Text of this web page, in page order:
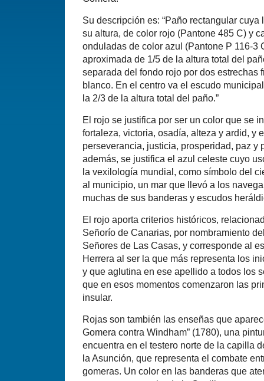
Su descripción es: “Paño rectangular
su altura, de color rojo (Pantone 485 C) y
onduladas de color azul (Pantone P 116-3
aproximada de 1/5 de la altura total del
separada del fondo rojo por dos estrechas
blanco. En el centro va el escudo
la 2/3 de la altura total del paño.”
El rojo se justifica por ser un color que se
fortaleza, victoria, osadía, alteza y ardid, y
perseverancia, justicia, prosperidad, paz y
además, se justifica el azul celeste cuyo
la vexilología mundial, como símbolo del
al municipio, un mar que llevó a los
muchas de sus banderas y escudos
El rojo aporta criterios históricos,
Señorío de Canarias, por nombramiento
Señores de Las Casas, y corresponde al
Herrera al ser la que más representa los
y que aglutina en ese apellido a todos los
que en esos momentos comenzaron las
insular.
Rojas son también las enseñas que
Gomera contra Windham” (1780), una
encuentra en el testero norte de la capilla
la Asunción, que representa el combate
gomeras. Un color en las banderas que